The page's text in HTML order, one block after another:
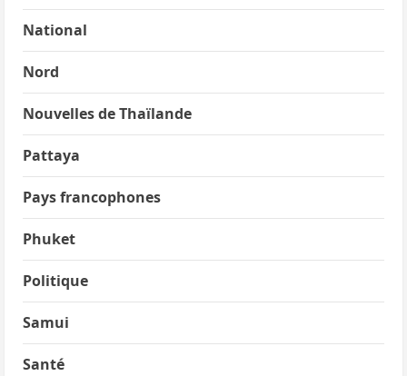
National
Nord
Nouvelles de Thaïlande
Pattaya
Pays francophones
Phuket
Politique
Samui
Santé